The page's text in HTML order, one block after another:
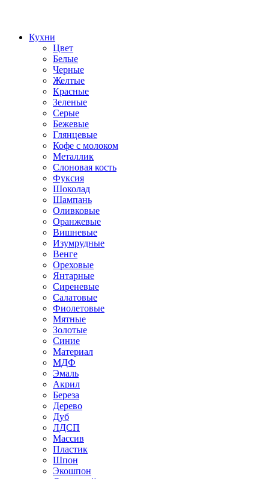
Кухни
Цвет
Белые
Черные
Желтые
Красные
Зеленые
Серые
Бежевые
Глянцевые
Кофе с молоком
Металлик
Слоновая кость
Фуксия
Шоколад
Шампань
Оливковые
Оранжевые
Вишневые
Изумрудные
Венге
Ореховые
Янтарные
Сиреневые
Салатовые
Фиолетовые
Мятные
Золотые
Синие
Материал
МДФ
Эмаль
Акрил
Береза
Дерево
Дуб
ЛДСП
Массив
Пластик
Шпон
Экошпон